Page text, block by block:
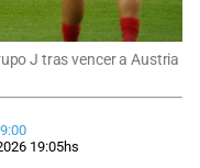
J tras vencer a Austria
19:05hs